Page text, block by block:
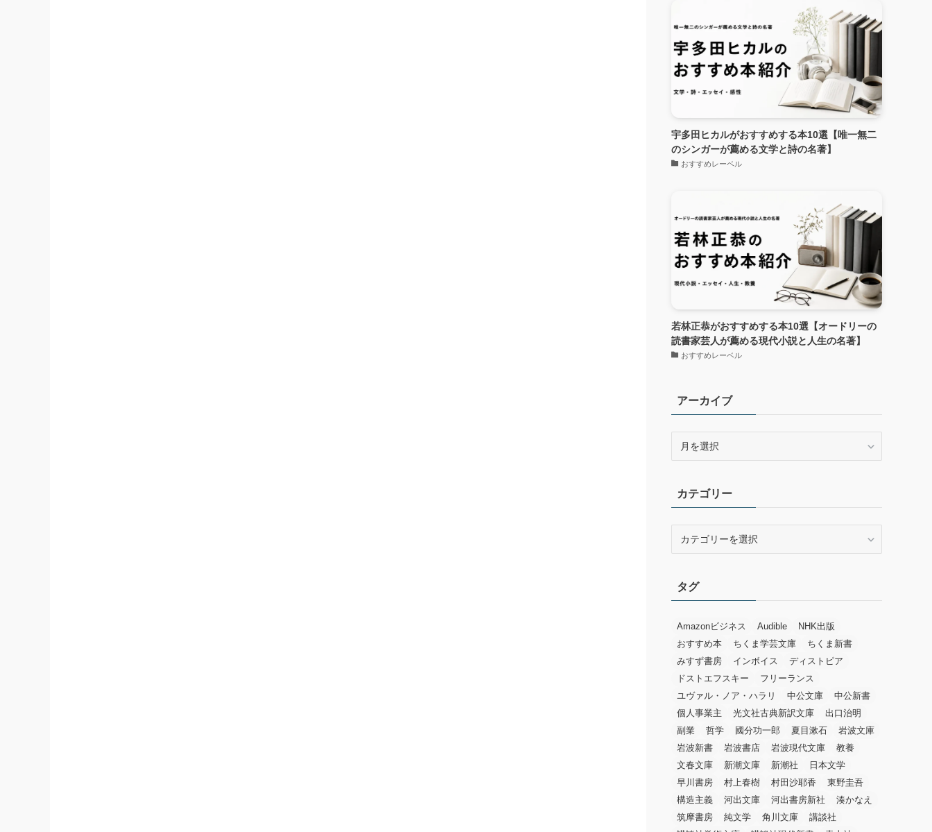
宇多田ヒカルがおすすめする本10選【唯一無二
のシンガーが薦める文学と詩の名著】
おすすめレーベル
若林正恭がおすすめする本10選【オードリーの
読書家芸人が薦める現代小説と人生の名著】
おすすめレーベル
アーカイブ
ブカテゴリー
ータグ
Amazonビジネス Audible
NHK出版
おすすめ本
ちくま学芸文庫
ちくま新書
みすず書房
インボイス
ディストピア
ドストエフスキー
フリーランス
ユヴァル・ノア・ハラリ
中公文庫
中公新書
個人事業主
光文社古典新訳文庫
出口治明
副業
哲学 國分功一郎 夏目漱石
岩波文庫
岩波新書
岩波書店 岩波現代文庫
教養
文春文庫
新潮文庫 新潮社
日本文学
早川書房
村上春樹 村田沙耶香
東野圭吾
構造主義
河出文庫 河出書房新社
湊かなえ
筑摩書房
純文学 角川文庫
講談社